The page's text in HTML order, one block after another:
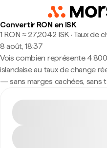
Convertir RON en ISK
1 RON ≈ 27,2042 ISK · Taux de
8 août, 18:37
Vois combien représente 4
islandaise au taux de change
— sans marges cachées, sans